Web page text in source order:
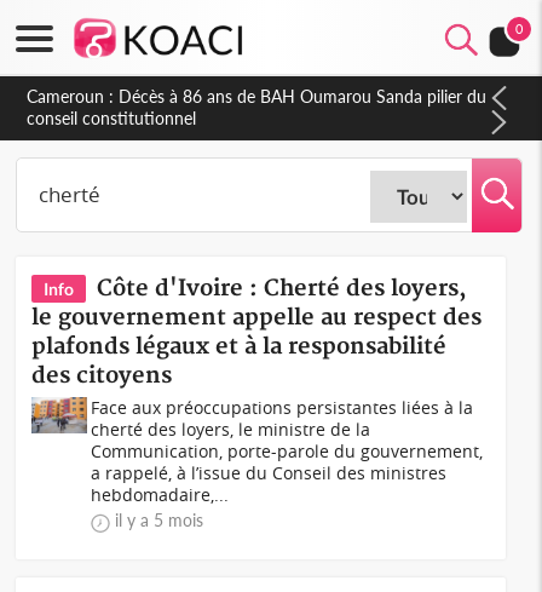
0
Côte d'Ivoire : Indépendance, plusieurs véhicules mis en
fourrière pour conduite en sens inverse
Info
Côte d'Ivoire : Cherté des loyers,
le gouvernement appelle au respect des
plafonds légaux et à la responsabilité
des citoyens
Face aux préoccupations persistantes liées à la
cherté des loyers, le ministre de la
Communication, porte-parole du gouvernement,
a rappelé, à l’issue du Conseil des ministres
hebdomadaire,...
il y a 5 mois